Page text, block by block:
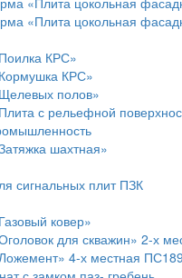
«Плита цокольная
КРС»
КРС»
полов»
с рельефной
шахтная»
сигнальных плит ПЗК
ковер»
для скважин» 2-х
4-х местная